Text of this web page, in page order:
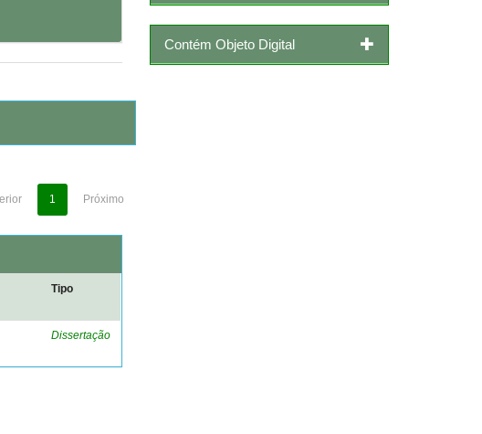
1 Próximo
Tipo
Dissertação
Contém Objeto Digital